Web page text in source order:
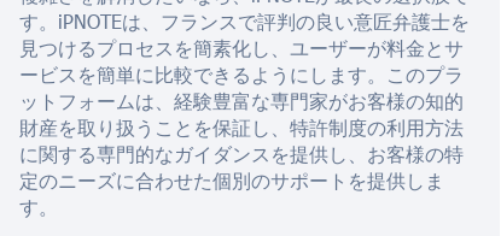
す。iPNOTEは、フランスで評判の良い意匠弁護士を
見つけるプロセスを簡素化し、ユーザーが料金とサ
ービスを簡単に比較できるようにします。このプラ
ットフォームは、経験豊富な専門家がお客様の知的
財産を取り扱うことを保証し、特許制度の利用方法
に関する専門的なガイダンスを提供し、お客様の特
定のニーズに合わせた個別のサポートを提供しま
す。